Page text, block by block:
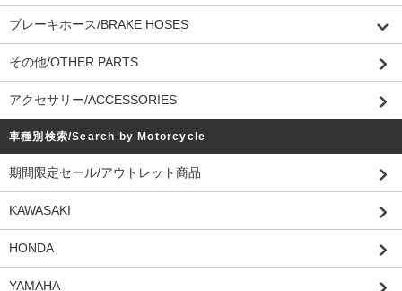
ブレーキホース/BRAKE HOSES
その他/OTHER PARTS
アクセサリー/ACCESSORIES
車種別検索/Search by Motorcycle
期間限定セール/アウトレット商品
KAWASAKI
HONDA
YAMAHA